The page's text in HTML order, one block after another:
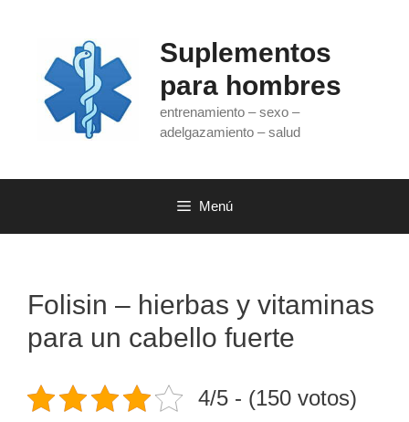
Suplementos
para hombres
entrenamiento – sexo –
adelgazamiento – salud
Menú
Folisin – hierbas y vitaminas
para un cabello fuerte
4/5 - (150 votos)